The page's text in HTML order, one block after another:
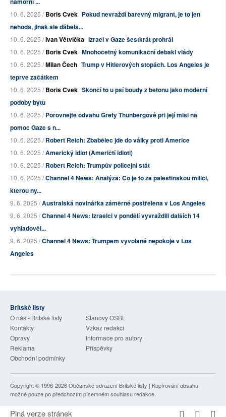
10. 6. 2025 /Boris Cvek Pokud nevraždí barevný migrant, je to jen
nehoda, jinak ale ďábels...
10. 6. 2025 /Ivan Větvička Izrael v Gaze šestkrát prohrál
10. 6. 2025 /Boris Cvek Mnohočetný komunikační debakl vlády
10. 6. 2025 /Milan Čech Trump v Hitlerových stopách. Los Angeles je
teprve začátkem
10. 6. 2025 /Boris Cvek Skončí to u psí boudy z betonu jako moderní
podoby bytu
10. 6. 2025 /Porovnejte odvahu Grety Thunbergové při její misi na
pomoc Gaze s n...
10. 6. 2025 /Robert Reich: Zbabělec jde do války proti Americe
10. 6. 2025 /Americký idiot (Američtí idioti)
10. 6. 2025 /Robert Reich: Trumpův policejní stát
10. 6. 2025 /Channel 4 News: Analýza: Co je to za palestinskou milici,
kterou ny...
9. 6. 2025 /Australská novinářka záměrné postřelena v Los Angeles
9. 6. 2025 /Channel 4 News: Izraelci v pondělí vyvraždili dalších 14
vyhladověl...
9. 6. 2025 /Channel 4 News: Trumpem vyvolané nepokoje v Los
Angeles
Britské listy
O nás - Britské listy
Stanovy OSBL
Kontakty
Vzkaz redakci
Opravy
Informace pro autory
Reklama
Příspěvky
Obchodní podmínky
Copyright © 1996-2026Občanské sdružení Britské listy | Kopírování obsahu
možné pouze po předchozím písemném souhlasu redakce.
Plná verze stránek